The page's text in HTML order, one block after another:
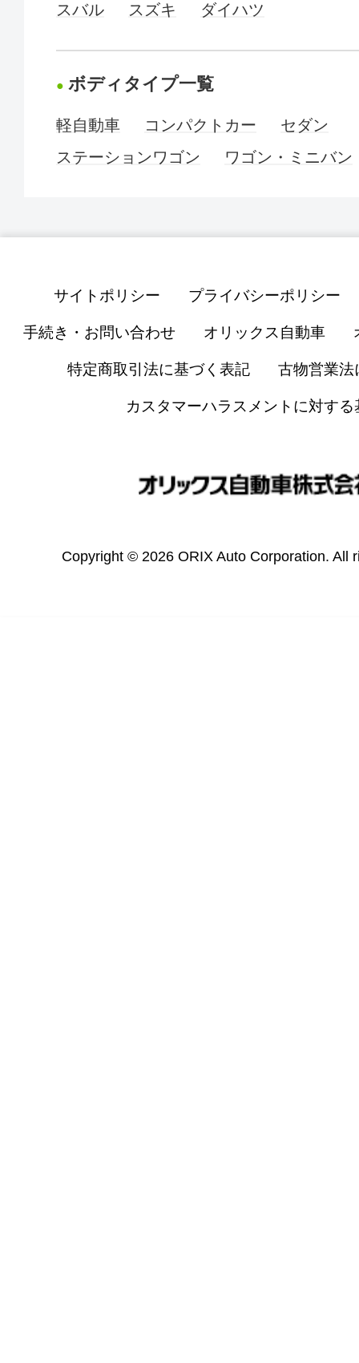
スバル
スズキ ダイハツ
ボディタイプ一覧
軽自動車 コンパクトカー
セダン
ステーションワゴン
ワゴン・ミニバン
サイトポリシー プライバシーポリシー
手続き・お問い合わせ オリックス自動車
特定商取引法に基づく表記 古物営業法
カスタマーハラスメントに対する
Copyright © 2026 ORIX Auto Corporation. All